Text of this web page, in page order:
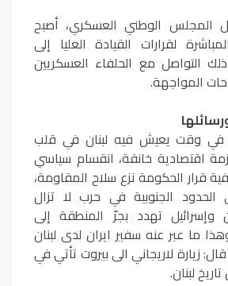
المجلس الوطني العسكري، أصبح
لقرارات القيادة العليا إلى
التواصل مع الحلفاء العسكريين
المواجهة.
في وقت يعيش فيه لبنان في قلب
اقتصادية خانقة، انقسام سياسي
قرار الحكومة نزع سلاح المقاومة،
الجنوبية في حرب لا تزال
وإسرائيل تهدد بجرّ المنطقة إلى
ما عبر عنه سفير ايران لدى لبنان
زيارة لاريجاني الى بيروت تأتي في
لبنان.